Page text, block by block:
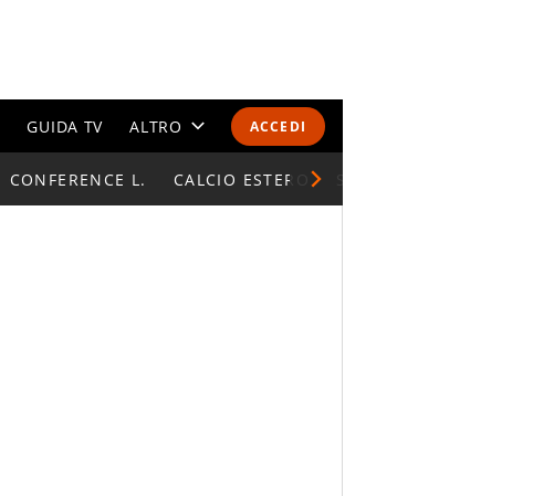
ACCEDI
GUIDA TV ALTRO
CALENDARI E CLASSIFICHE
CONFERENCE L. CALCIO ESTERO